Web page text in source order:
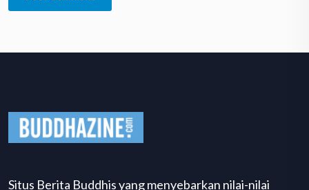
Situs Berita Buddhis yang menyebarkan nilai-nilai